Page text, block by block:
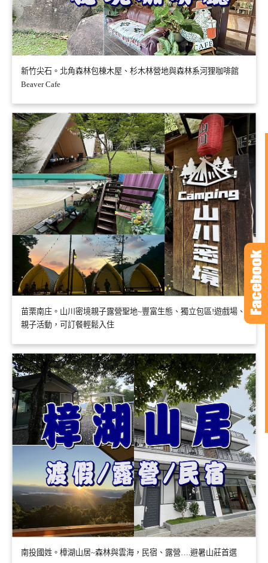
新竹尖石。北角森林包棟木屋、杉木林營地與森林系河狸咖啡館
Beaver Cafe
苗栗南庄。山川密境親子露營聖地~豐富生態、獨立包區!遊戲場、
親子活動，可訂餐輕鬆入住
南投國姓。樟湖山居~森林與雲海，民宿、露營….避暑山莊首選